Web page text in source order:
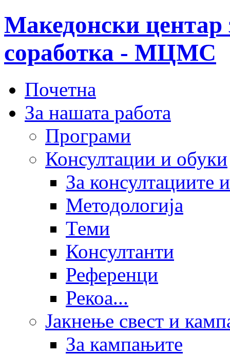
Македонски центар
соработка - МЦМС
Почетна
За нашата работа
Програми
Консултации и обуки
За консултациите
Методологија
Теми
Консултанти
Референци
Рекоа...
Јакнење свест и
За кампањите